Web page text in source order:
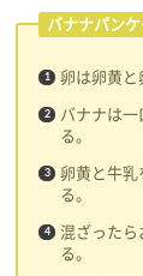
バナナパン
卵は卵黄と
バナナは
る。
卵黄と牛
る。
混ざった
る。